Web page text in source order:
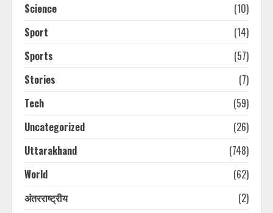
Science
(10)
Sport
(14)
Sports
(57)
Stories
(7)
Tech
(59)
Uncategorized
(26)
Uttarakhand
(748)
World
(62)
अंतरराष्ट्रीय
(2)